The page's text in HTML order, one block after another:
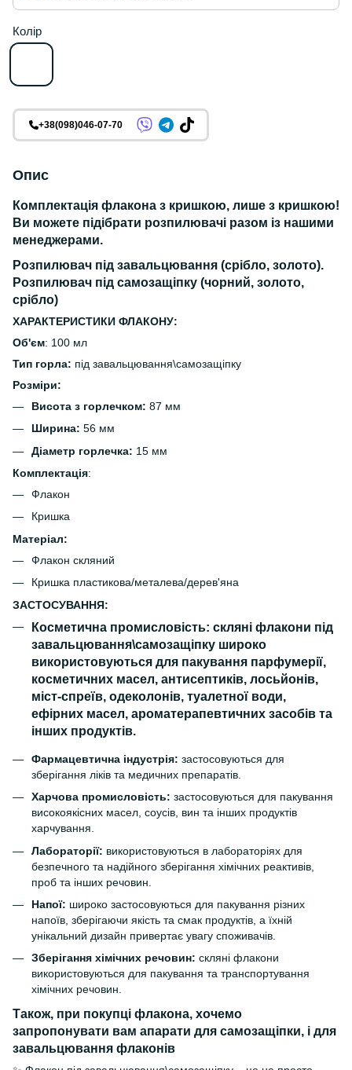
Колір
+38(098)046-07-70
Опис
Комплектація флакона з кришкою, лише з кришкою!
Ви можете підібрати розпилювачі разом із нашими
менеджерами.
Розпилювач під завальцювання (срібло, золото).
Розпилювач під самозащіпку (чорний, золото,
срібло)
ХАРАКТЕРИСТИКИ ФЛАКОНУ:
Об'єм: 100 мл
Тип горла: під завальцювання\самозащіпку
Розміри:
Висота з горлечком: 87 мм
Ширина: 56 мм
Діаметр горлечка: 15 мм
Комплектація:
Флакон
Кришка
Матеріал:
Флакон скляний
Кришка пластикова/металева/дерев'яна
ЗАСТОСУВАННЯ:
Косметична промисловість: скляні флакони під
завальцювання\самозащіпку широко
використовуються для пакування парфумерії,
косметичних масел, антисептиків, лосьйонів,
міст-спреїв, одеколонів, туалетної води,
ефірних масел, ароматерапевтичних засобів та
інших продуктів.
Фармацевтична індустрія: застосовуються для
зберігання ліків та медичних препаратів.
Харчова промисловість: застосовуються для пакування
високоякісних масел, соусів, вин та інших продуктів
харчування.
Лабораторії: використовуються в лабораторіях для
безпечного та надійного зберігання хімічних реактивів,
проб та інших речовин.
Напої: широко застосовуються для пакування різних
напоїв, зберігаючи якість та смак продуктів, а їхній
унікальний дизайн привертає увагу споживачів.
Зберігання хімічних речовин: скляні флакони
використовуються для пакування та транспортування
хімічних речовин.
Також, при покупці флакона, хочемо
запропонувати вам апарати для самозащіпки, і для
завальцювання флаконів